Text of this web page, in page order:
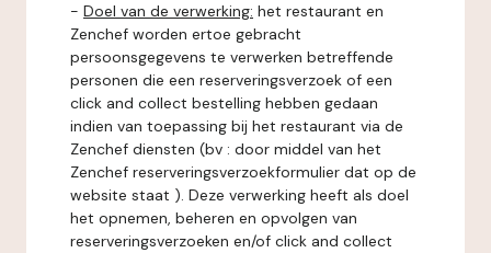
- Doel van de verwerking: het restaurant en
Zenchef worden ertoe gebracht
persoonsgegevens te verwerken betreffende
personen die een reserveringsverzoek of een
click and collect bestelling hebben gedaan
indien van toepassing bij het restaurant via de
Zenchef diensten (bv : door middel van het
Zenchef reserveringsverzoekformulier dat op de
website staat ). Deze verwerking heeft als doel
het opnemen, beheren en opvolgen van
reserveringsverzoeken en/of click and collect